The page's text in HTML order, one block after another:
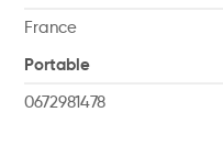
France
Portable
0672981478